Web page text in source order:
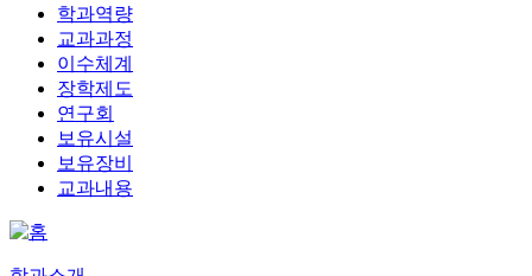
학과역량
교과과정
이수체계
장학제도
연구회
보유시설
보유장비
교과내용